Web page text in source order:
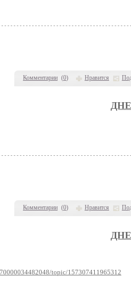
Комментарии (0) Нравится
Комментарии (0) Нравится
topic/157307411965312